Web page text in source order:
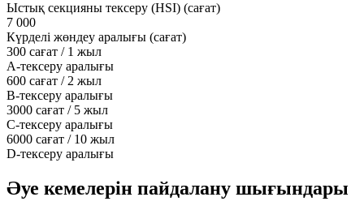
Ыстық секцияны тексеру (HSI) (сағат)
7 000
Күрделі жөндеу аралығы (сағат)
300 сағат / 1 жыл
A-тексеру аралығы
600 сағат / 2 жыл
B-тексеру аралығы
3000 сағат / 5 жыл
C-тексеру аралығы
6000 сағат / 10 жыл
D-тексеру аралығы
Әуе кемелерін пайдалану шығындары